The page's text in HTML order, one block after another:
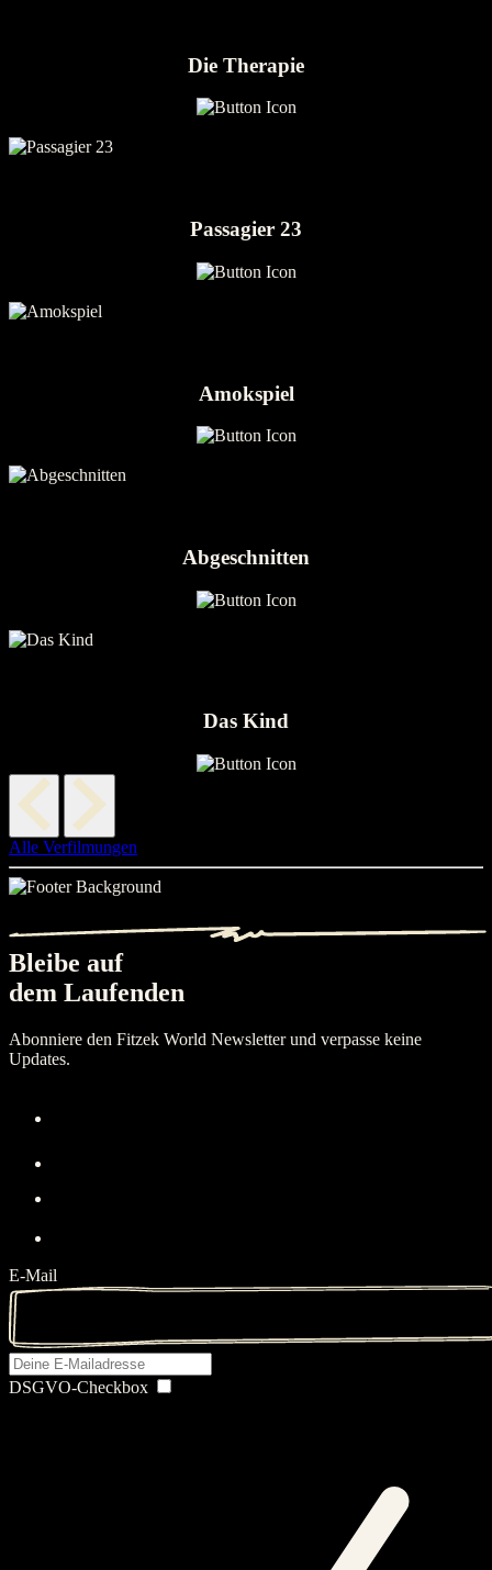
Die Therapie
Passagier 23
Amokspiel
Abgeschnitten
Das Kind
Alle Verfilmungen
Bleibe auf
dem Laufenden
Abonniere den Fitzek World Newsletter und verpasse keine
Updates.
E-Mail
DSGVO-Checkbox